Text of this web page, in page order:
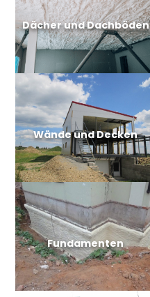
Dächer und Dachböden
Wände und Decken
Fundamenten